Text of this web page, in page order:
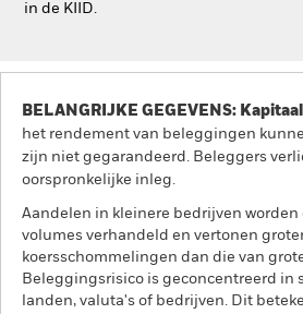
in de KIID.
BELANGRIJKE GEGEVENS:
het rendement van beleggingen
zijn niet gegarandeerd. Beleggers
oorspronkelijke inleg.
Aandelen in kleinere bedrijven
volumes verhandeld en vertonen
koersschommelingen dan die van
Beleggingsrisico is geconcentreerd in
landen, valuta's of bedrijven. Dit